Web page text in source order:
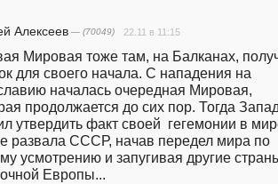
Алексеев — (70049) 22.11 в 11:15
Мировая тоже там, на Балканах,
для своего начала. С нападения на
началась очередная Мировая,
продолжается до сих пор. Тогда
утвердить факт своей  гегемонии в
развала СССР, начав передел мира по
усмотрению и запугивая другие
Европы...